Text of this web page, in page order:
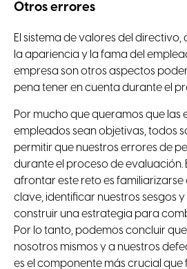
Otros errores
El sistema de valores del directivo,
la apariencia y la fama del
empresa son otros aspectos
pena tener en cuenta durante el
Por mucho que queramos que las
empleados sean objetivas, todos
permitir que nuestros errores de
durante el proceso de evaluación.
afrontar este reto es
clave, identificar nuestros sesgos
construir una estrategia para
Por lo tanto, podemos concluir
nosotros mismos y a nuestros
es el componente más crucial que